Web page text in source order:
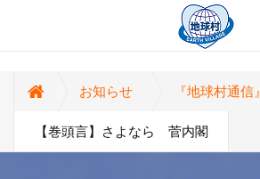
お知らせ 『地球村通信』
【巻頭言】さよなら 菅内閣